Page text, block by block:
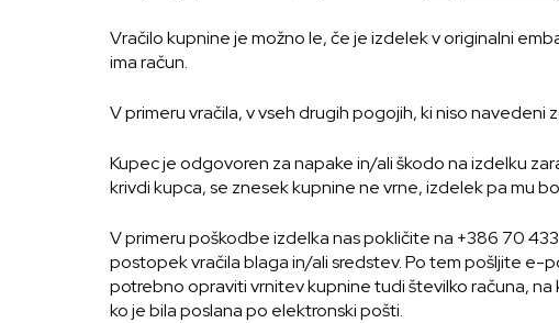
Vračilo kupnine je možno le, če je izdelek v originalni
ima račun.
V primeru vračila, v vseh drugih pogojih, ki niso navedeni
Kupec je odgovoren za napake in/ali škodo na izdelku
krivdi kupca, se znesek kupnine ne vrne, izdelek pa mu
V primeru poškodbe izdelka nas pokličite na +386 70
postopek vračila blaga in/ali sredstev. Po tem pošljite e-
potrebno opraviti vrnitev kupnine tudi številko računa,
ko je bila poslana po elektronski pošti.